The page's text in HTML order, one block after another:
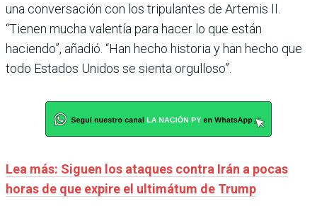
una conversación con los tripulantes de Artemis II.
“Tienen mucha valentía para hacer lo que están
haciendo”, añadió. “Han hecho historia y han hecho que
todo Estados Unidos se sienta orgulloso”.
Lea más: Siguen los ataques contra Irán a pocas
horas de que expire el ultimátum de Trump